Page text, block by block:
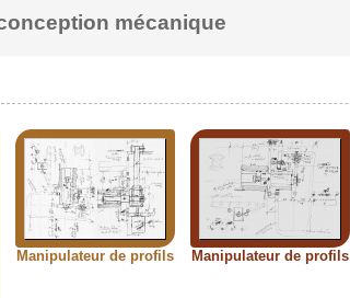
mécanique
Manipulateur de profils Manipulateur de profils